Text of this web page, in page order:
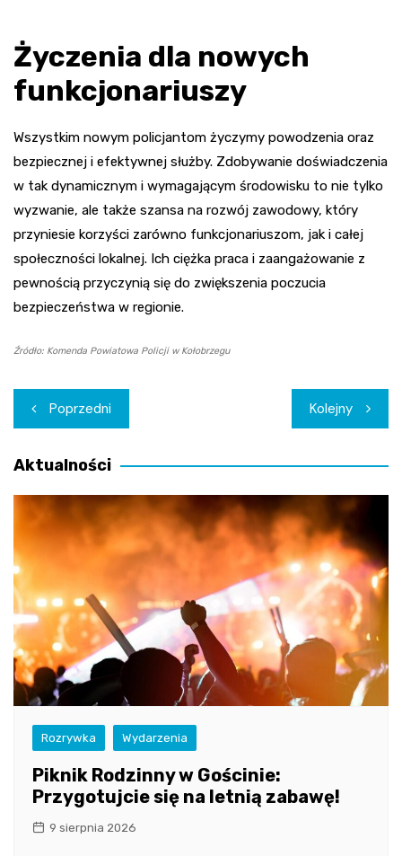
Życzenia dla nowych
funkcjonariuszy
Wszystkim nowym policjantom życzymy powodzenia oraz
bezpiecznej i efektywnej służby. Zdobywanie doświadczenia
w tak dynamicznym i wymagającym środowisku to nie tylko
wyzwanie, ale także szansa na rozwój zawodowy, który
przyniesie korzyści zarówno funkcjonariuszom, jak i całej
społeczności lokalnej. Ich ciężka praca i zaangażowanie z
pewnością przyczynią się do zwiększenia poczucia
bezpieczeństwa w regionie.
Źródło: Komenda Powiatowa Policji w Kołobrzegu
Nawigacja
wpisu
Poprzedni Kolejny
Aktualności
Rozrywka Wydarzenia
Piknik Rodzinny w Gościnie:
Przygotujcie się na letnią zabawę!
9 sierpnia 2026